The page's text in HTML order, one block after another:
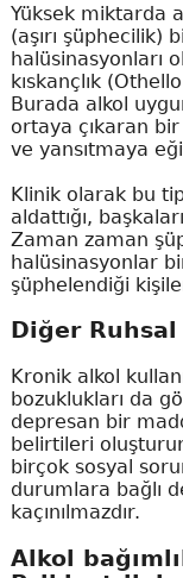
Yüksek miktarda
(aşırı şüphecilik)
halüsinasyonları
kıskançlık
Burada alkol
ortaya çıkaran
ve yansıtmaya
Klinik olarak bu
aldattığı,
Zaman zaman
halüsinasyonlar
şüphelendiği
Diğer
Kronik alkol
bozuklukları da
depresan bir
belirtileri
birçok sosyal
durumlara bağlı
kaçınılmazdır.
Alkol